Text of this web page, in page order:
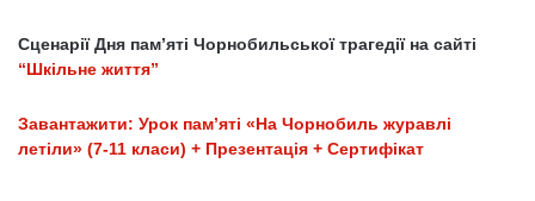
Сценарії Дня пам’яті Чорнобильської трагедії на сайті
“Шкільне життя”
Завантажити: Урок пам’яті «На Чорнобиль журавлі
летіли» (7-11 класи) + Презентація + Сертифікат